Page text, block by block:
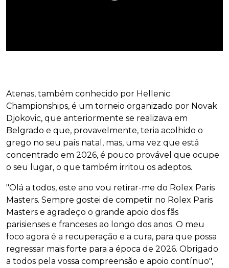
Atenas, também conhecido por Hellenic
Championships, é um torneio organizado por Novak
Djokovic, que anteriormente se realizava em
Belgrado e que, provavelmente, teria acolhido o
grego no seu país natal, mas, uma vez que está
concentrado em 2026, é pouco provável que ocupe
o seu lugar, o que também irritou os adeptos.
"Olá a todos, este ano vou retirar-me do Rolex Paris
Masters. Sempre gostei de competir no Rolex Paris
Masters e agradeço o grande apoio dos fãs
parisienses e franceses ao longo dos anos. O meu
foco agora é a recuperação e a cura, para que possa
regressar mais forte para a época de 2026. Obrigado
a todos pela vossa compreensão e apoio contínuo",